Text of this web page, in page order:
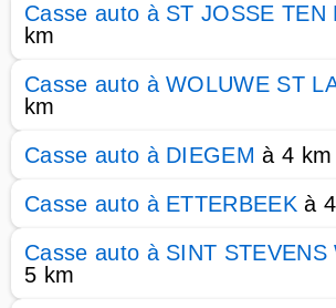
Casse auto à ST JOSSE TEN
km
Casse auto à WOLUWE ST
km
Casse auto à DIEGEM à 4 km
Casse auto à ETTERBEEK à
Casse auto à SINT STEVENS
5 km